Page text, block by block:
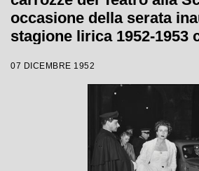
occasione della serata
stagione lirica 1952-1953
Victor de Sabata, con la
07 DICEMBRE 1952